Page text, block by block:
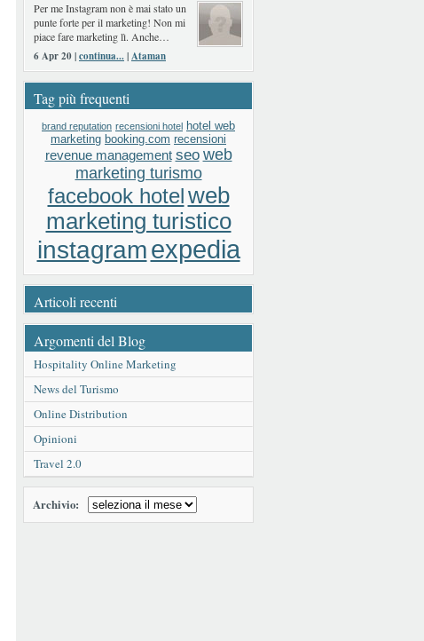
Per me Instagram non è mai stato un
punte forte per il marketing! Non mi
piace fare marketing lì. Anche…
6 Apr 20 |continua...|Ataman
Tag più frequenti
brand reputation recensioni hotel hotel web
marketing booking.com recensioni
revenue management seo web
marketing turismo
facebook hotelweb
marketing turistico
instagramexpedia
Articoli recenti
Argomenti del Blog
Hospitality Online Marketing
News del Turismo
Online Distribution
Opinioni
Travel 2.0
Archivio: